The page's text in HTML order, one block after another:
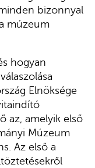
bizonnyal
múzeum
hogyan
Elnöksége
az, amelyik első
Múzeum
Az első a